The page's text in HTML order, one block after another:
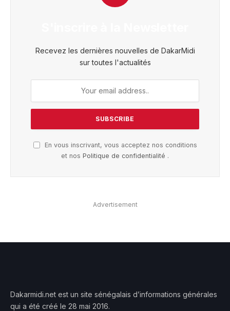
Recevez les dernières nouvelles de DakarMidi
sur toutes l'actualités
En vous inscrivant, vous acceptez nos conditions
et nos Politique de confidentialité .
Advertisement
Dakarmidi.net est un site sénégalais d’informations générales
qui a été créé le 28 mai 2016.